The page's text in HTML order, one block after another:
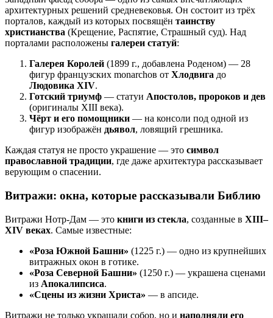
архитектурных решений средневековья. Он состоит из трёх
порталов, каждый из которых посвящён таинству
христианства (Крещение, Распятие, Страшный суд). Над
порталами расположены галереи статуй:
Галерея Королей (1899 г., добавлена Роденом) — 28
фигур французских monarchов от Хлодвига до
Людовика XIV.
Готский триумф — статуи Апостолов, пророков и дев
(оригиналы XIII века).
Чёрт и его помощники — на консоли под одной из
фигур изображён дьявол, ловящий грешника.
Каждая статуя не просто украшение — это символ
православной традиции, где даже архитектура рассказывает
верующим о спасении.
Витражи: окна, которые рассказывали Библию
Витражи Нотр-Дам — это книги из стекла, созданные в XIII–
XIV веках. Самые известные:
«Роза Южной Башни» (1225 г.) — одно из крупнейших
витражных окон в готике.
«Роза Северной Башни» (1250 г.) — украшена сценами
из Апокалипсиса.
«Сцены из жизни Христа» — в апсиде.
Витражи не только украшали собор, но и наполняли его